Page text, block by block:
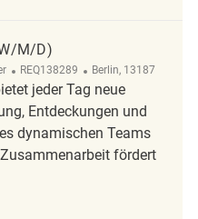
M/D)
ReqId
REQ138289 Ort
Berlin, 13187
jeder Tag neue
Entdeckungen und
dynamischen Teams
fördert
REQ138289